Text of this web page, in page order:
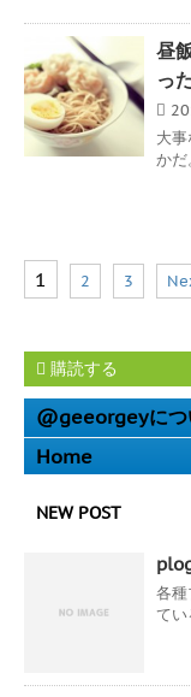
昼
っ
大
かだ
1 2 3
購読する
@geeorgeyにつ
Home
NEW POST
各
てい